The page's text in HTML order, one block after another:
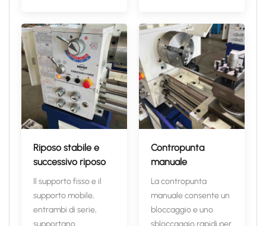
Riposo stabile e
successivo riposo
Il supporto fisso e il
supporto mobile,
entrambi di serie,
supportano
Contropunta
manuale
La contropunta
manuale consente un
bloccaggio e uno
sbloccaggio rapidi per